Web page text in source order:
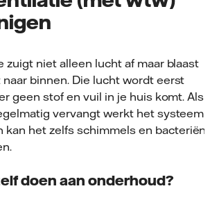
zuigt niet alleen lucht af maar blaast
binnen. Die lucht wordt eerst
geen stof en vuil in je huis komt. Als
vervangt werkt het systeem
kan het zelfs schimmels en bacteriën
doen aan onderhoud?